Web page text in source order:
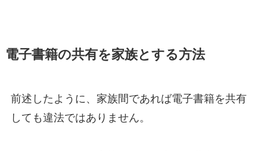
電子書籍の共有を家族とする方法
前述したように、家族間であれば電子書籍を共有
しても違法ではありません。